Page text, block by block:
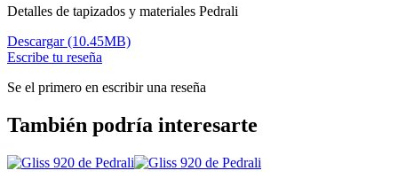
Detalles de tapizados y materiales Pedrali
Descargar (10.45MB)
Escribe tu reseña
Se el primero en escribir una reseña
También podría interesarte